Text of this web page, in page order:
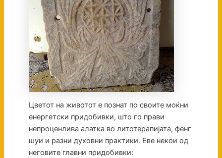
Цветот на животот е познат по своите моќни
енергетски придобивки, што го прави
непроценлива алатка во литотерапијата, фенг
шуи и разни духовни практики. Еве некои од
неговите главни придобивки: